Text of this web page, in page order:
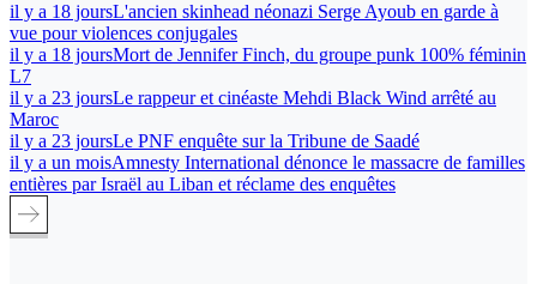
il y a 18 joursL'ancien skinhead néonazi Serge Ayoub en garde à
vue pour violences conjugales
il y a 18 joursMort de Jennifer Finch, du groupe punk 100% féminin
L7
il y a 23 joursLe rappeur et cinéaste Mehdi Black Wind arrêté au
Maroc
il y a 23 joursLe PNF enquête sur la Tribune de Saadé
il y a un moisAmnesty International dénonce le massacre de familles
entières par Israël au Liban et réclame des enquêtes